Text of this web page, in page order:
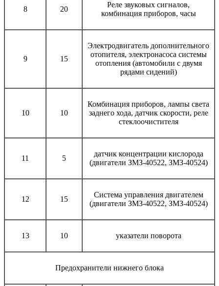
8 20
Реле звуковых сигналов,
комбинация приборов, часы
9 15
Электродвигатель дополнительного
отопителя, электронасоса системы
отопления (автомобили с двумя
рядами сидений)
10 10
Комбинация приборов, лампы света
заднего хода, датчик скорости, реле
стеклоочистителя
11 5
датчик концентрации кислорода
(двигатели ЗМЗ-40522, ЗМЗ-40524)
12 15
Система управления двигателем
(двигатели ЗМЗ-40522, ЗМЗ-40524)
13 10 указатели поворота
Предохранители нижнего блока